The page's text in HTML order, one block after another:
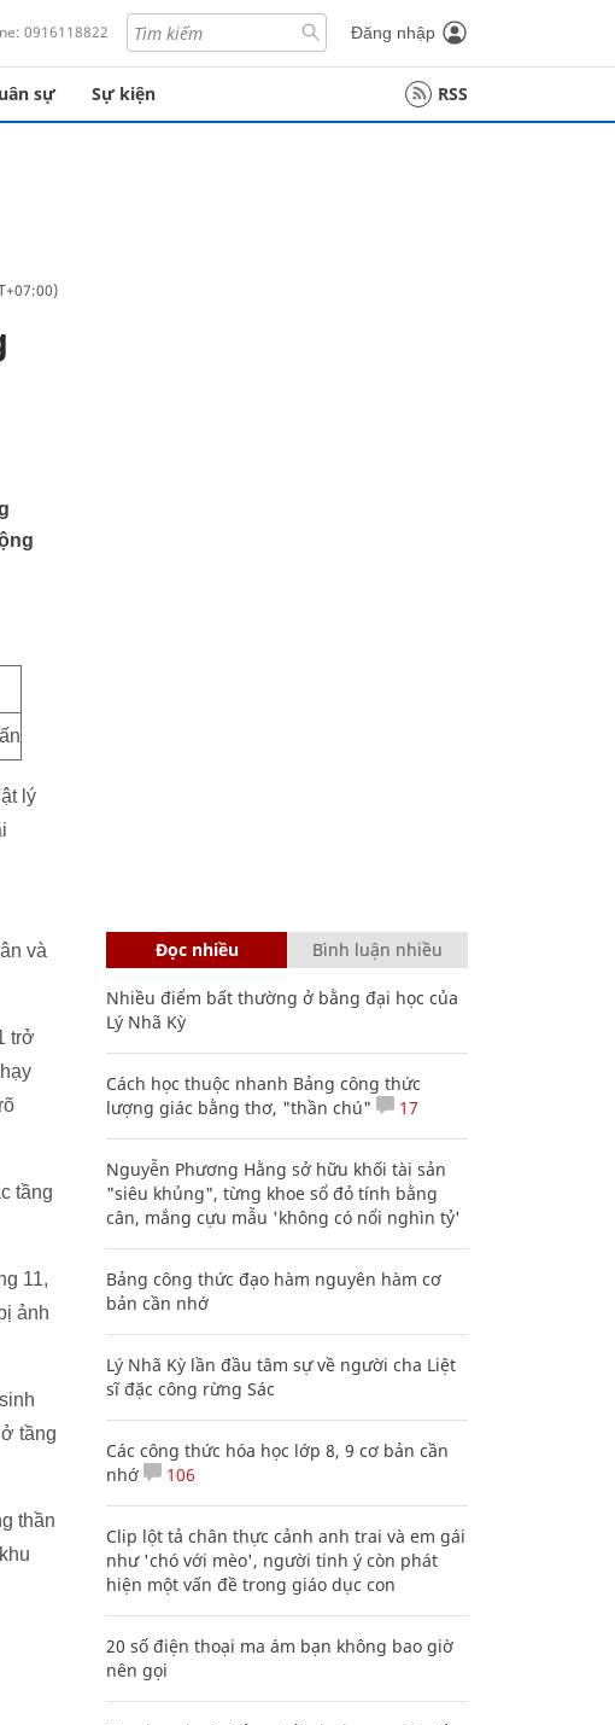
0916118822 Đăng nhập
sự Sự kiện RSS
lý
và
trở
tầng
11,
ảnh
tầng
thần
Đọc nhiều Bình luận nhiều
Nhiều điểm bất thường ở bằng đại học của
Lý Nhã Kỳ
Cách học thuộc nhanh Bảng công thức
lượng giác bằng thơ, "thần chú"
17
Nguyễn Phương Hằng sở hữu khối tài sản
"siêu khủng", từng khoe sổ đỏ tính bằng
cân, mắng cựu mẫu 'không có nổi nghìn tỷ'
Bảng công thức đạo hàm nguyên hàm cơ
bản cần nhớ
Lý Nhã Kỳ lần đầu tâm sự về người cha Liệt
sĩ đặc công rừng Sác
Các công thức hóa học lớp 8, 9 cơ bản cần
nhớ
106
Clip lột tả chân thực cảnh anh trai và em gái
như 'chó với mèo', người tinh ý còn phát
hiện một vấn đề trong giáo dục con
20 số điện thoại ma ám bạn không bao giờ
nên gọi